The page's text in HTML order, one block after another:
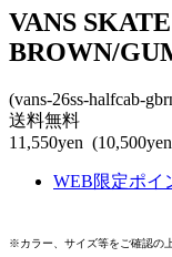
VANS
BROWN/
(vans-26ss-halfcab-
送料無料
11,550yen
WEB限定ポイ
※カラー、サイズ等をご確認の